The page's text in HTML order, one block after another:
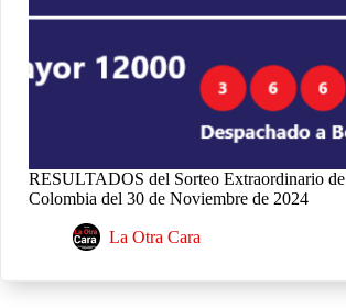
RESULTADOS del Sorteo Extraordinario de
Colombia del 30 de Noviembre de 2024
La Otra Cara